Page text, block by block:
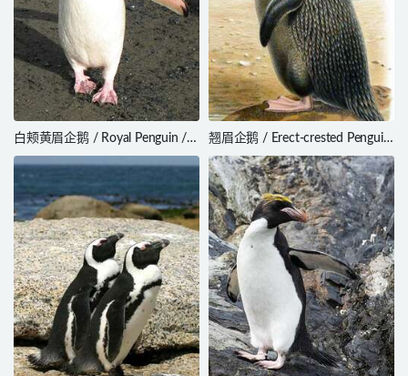
白颊黄眉企鹅 / Royal Penguin /
Eudyptes schlegeli
翘眉企鹅 / Erect-crested Penguin
/ Eudyptes sclateri